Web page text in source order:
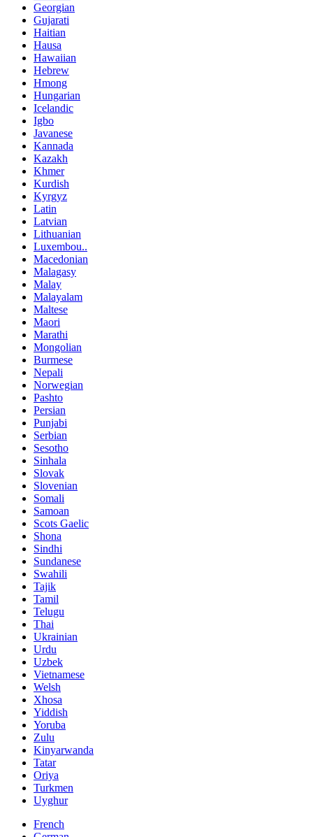
Georgian
Gujarati
Haitian
Hausa
Hawaiian
Hebrew
Hmong
Hungarian
Icelandic
Igbo
Javanese
Kannada
Kazakh
Khmer
Kurdish
Kyrgyz
Latin
Latvian
Lithuanian
Luxembou..
Macedonian
Malagasy
Malay
Malayalam
Maltese
Maori
Marathi
Mongolian
Burmese
Nepali
Norwegian
Pashto
Persian
Punjabi
Serbian
Sesotho
Sinhala
Slovak
Slovenian
Somali
Samoan
Scots Gaelic
Shona
Sindhi
Sundanese
Swahili
Tajik
Tamil
Telugu
Thai
Ukrainian
Urdu
Uzbek
Vietnamese
Welsh
Xhosa
Yiddish
Yoruba
Zulu
Kinyarwanda
Tatar
Oriya
Turkmen
Uyghur
French